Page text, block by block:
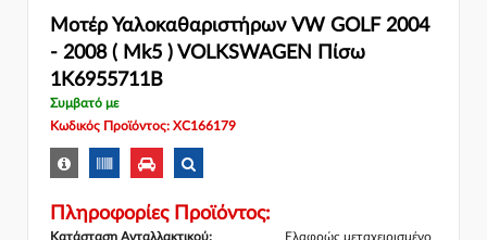
Μοτέρ Υαλοκαθαριστήρων VW GOLF 2004
- 2008 ( Mk5 ) VOLKSWAGEN Πίσω
1K6955711B
Συμβατό με
Κωδικός Προϊόντος: XC166179
Πληροφορίες Προϊόντος:
Κατάσταση Ανταλλακτικού:
Ελαφρώς μεταχειρισμένο